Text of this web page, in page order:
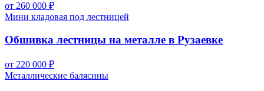
от 260 000 ₽
Мини кладовая под лестницей
Обшивка лестницы на металле в Рузаевке
от 220 000 ₽
Металлические балясины